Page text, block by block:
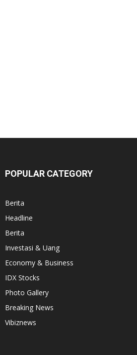
POPULAR CATEGORY
Berita
Headline
Berita
Investasi & Uang
Economy & Business
IDX Stocks
Photo Gallery
Breaking News
Vibiznews